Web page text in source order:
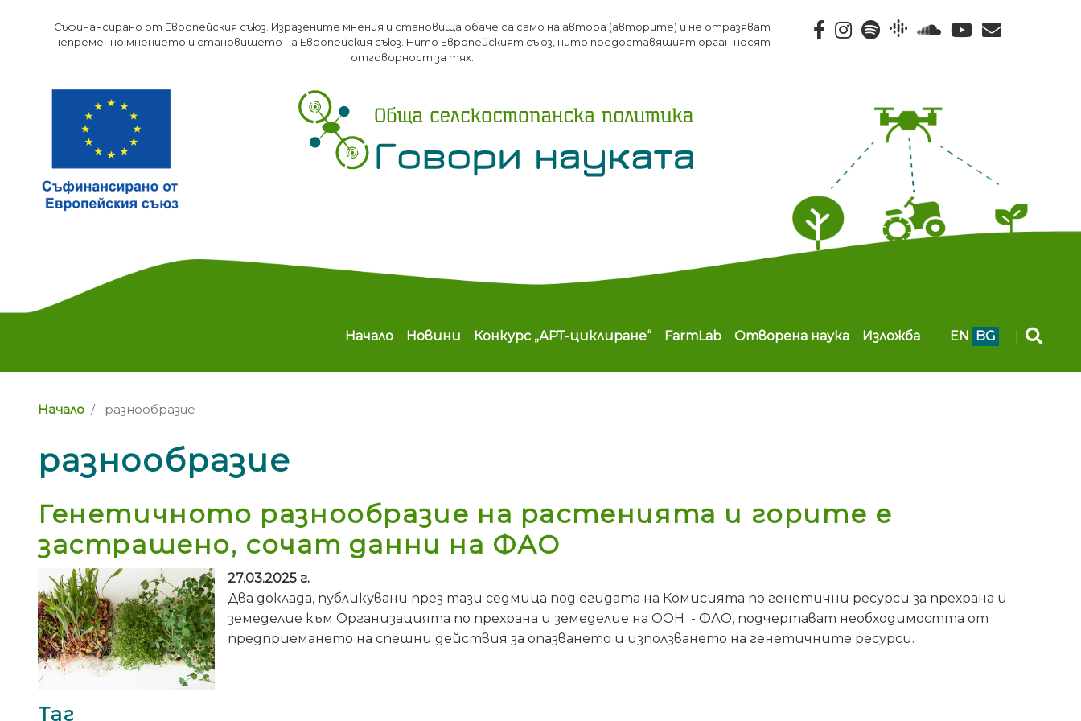
към
основното
Съфинансирано от Европейския съюз. Изразените мнения и становища обаче са само на автора (авторите) и не отразяват
непременно мнението и становището на Европейския съюз. Нито Европейският съюз, нито предоставящият орган носят
отговорност за тях.
Main navigation
Начало Новини Конкурс „АРТ-циклиране“ FarmLab Отворена наука Изложба EN BG
Начало разнообразие
разнообразие
Генетичното разнообразие на растенията и горите е
застрашено, сочат данни на ФАО
27.03.2025 г.
Два доклада, публикувани през тази седмица под егидата на Комисията по генетични ресурси за прехрана и
земеделие към Организацията по прехрана и земеделие на ООН - ФАО, подчертават необходимостта от
предприемането на спешни действия за опазването и използването на генетичните ресурси.
Таг